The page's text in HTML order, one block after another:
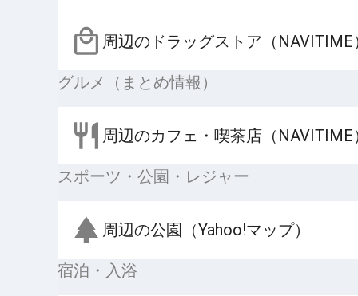
周辺のドラッグストア（NAVITIME
グルメ（まとめ情報）
周辺のカフェ・喫茶店（NAVITIME
スポーツ・公園・レジャー
周辺の公園（Yahoo!マップ）
宿泊・入浴